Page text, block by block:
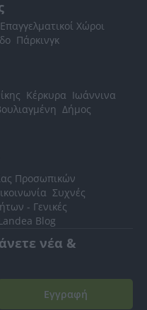
Επαγγελματικοί Χώροι
Πάρκινγκ
Κέρκυρα Ιωάννινα
Δήμος
Προσωπικών
Συχνές
- Γενικές
Blog
νέα &
Εγγραφή